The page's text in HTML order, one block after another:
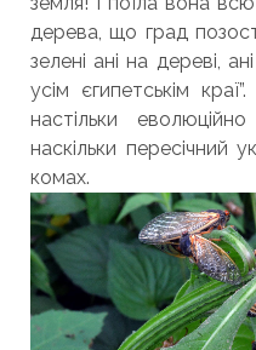
дерева, що град
зелені ані на дереві,
усім єгипетськім
настільки
наскільки пересічний
комах.